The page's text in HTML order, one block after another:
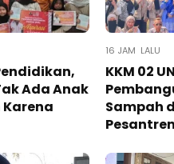
Ada Anak
Karena
16 JAM LALU
KKM 02
Sampah